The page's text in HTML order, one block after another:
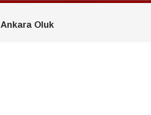
Ankara Oluk